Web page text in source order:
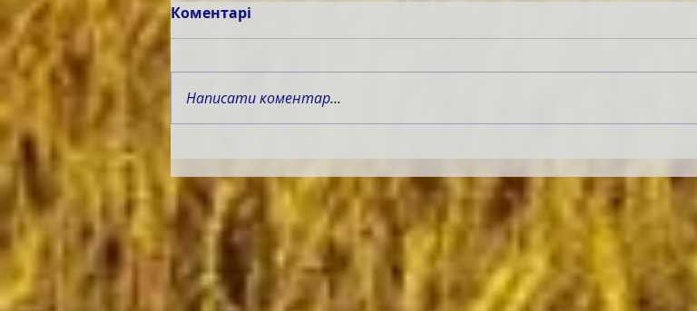
Коментарі
Написати коментар...